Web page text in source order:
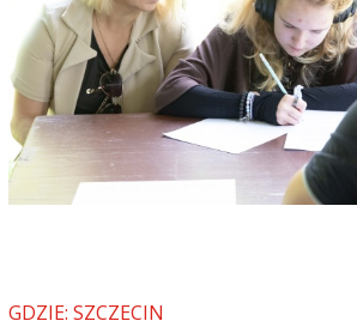
GDZIE: SZCZECIN